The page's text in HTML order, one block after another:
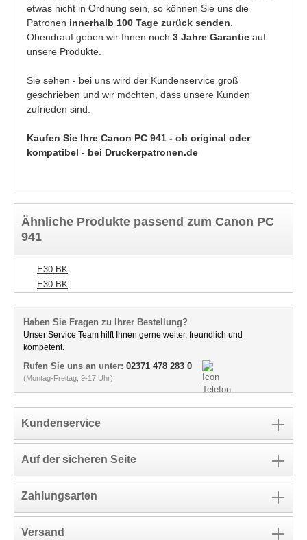
etwas nicht in Ordnung sein, so können Sie uns die
Patronen innerhalb 100 Tage zurück senden
Obendrauf geben wir Ihnen noch 3 Jahre Garantie auf
unsere Produkte.
Sie sehen - bei uns wird der Kundenservice groß
geschrieben und wir möchten, dass unsere Kunden
zufrieden sind.
Kaufen Sie Ihre Canon PC 941 - ob original oder
kompatibel - bei Druckerpatronen.de
Ähnliche Produkte passend zum Canon PC
941
E30 BK
E30 BK
Haben Sie Fragen zu Ihrer Bestellung?
Unser Service Team hilft Ihnen gerne weiter, freundlich und
kompetent.
Rufen Sie uns an unter: 02371 478 283 0
(Montag-Freitag, 9-17 Uhr)
Kundenservice
Auf der sicheren Seite
Zahlungsarten
Versand